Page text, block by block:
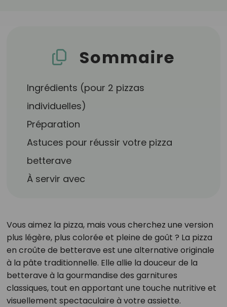
Sommaire
Ingrédients (pour 2 pizzas
individuelles)
Préparation
Astuces pour réussir votre pizza
betterave
À servir avec
Vous aimez la pizza, mais vous cherchez une version
plus légère, plus colorée et pleine de goût ? La pizza
en croûte de betterave est une alternative originale
à la pâte traditionnelle. Elle allie la douceur de la
betterave à la gourmandise des garnitures
classiques, tout en apportant une touche nutritive et
visuellement spectaculaire à votre assiette.